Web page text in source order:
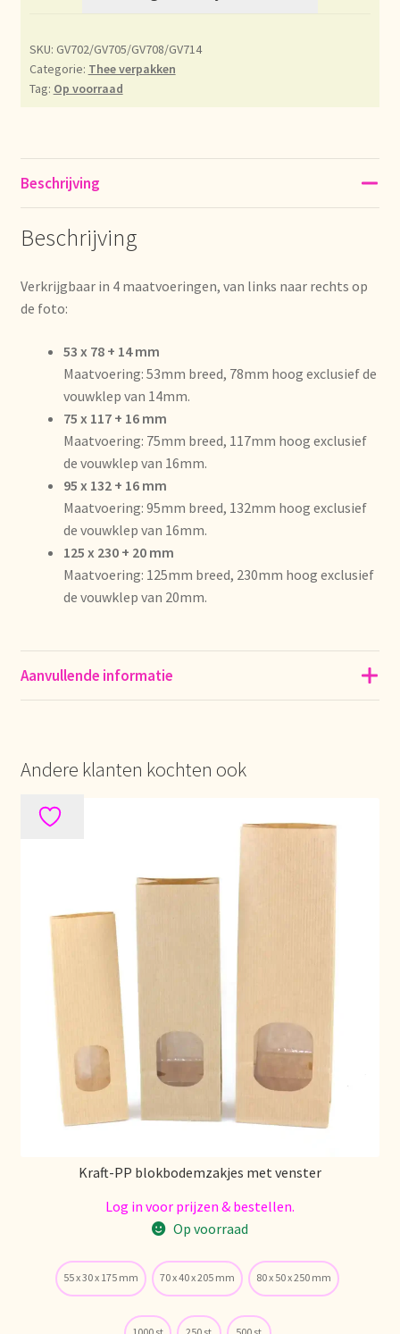
Datenschutzerklärung
Devoluciones y garantía
Expédition et livraison
Food safety
Image de marque personnelle
Impressum
Imprint
Kontakt
Lebensmittelsicherheit
Liste de prix actuelle
Marca personal
Mehrsprachigkeit
Mentions légales
Mijn account
Mijn Favorieten
Multilingualism
Multilingüismo.
Newsletter
SKU: GV702/GV705/GV708/GV714
Categorie: Thee verpakken
Tag: Op voorraad
Beschrijving
Beschrijving
Verkrijgbaar in 4 maatvoeringen, van links naar rechts op
de foto:
53 x 78 + 14 mm
Maatvoering: 53mm breed, 78mm hoog exclusief de
vouwklep van 14mm.
75 x 117 + 16 mm
Maatvoering: 75mm breed, 117mm hoog exclusief
de vouwklep van 16mm.
95 x 132 + 16 mm
Maatvoering: 95mm breed, 132mm hoog exclusief
de vouwklep van 16mm.
125 x 230 + 20 mm
Maatvoering: 125mm breed, 230mm hoog exclusief
de vouwklep van 20mm.
Aanvullende informatie
Andere klanten kochten ook
Kraft-PP blokbodemzakjes met venster
Log in voor prijzen & bestellen.
Op voorraad
55 x 30 x 175 mm 70 x 40 x 205 mm 80 x 50 x 250 mm